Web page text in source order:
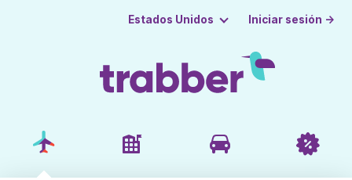
Estados Unidos Iniciar sesión →